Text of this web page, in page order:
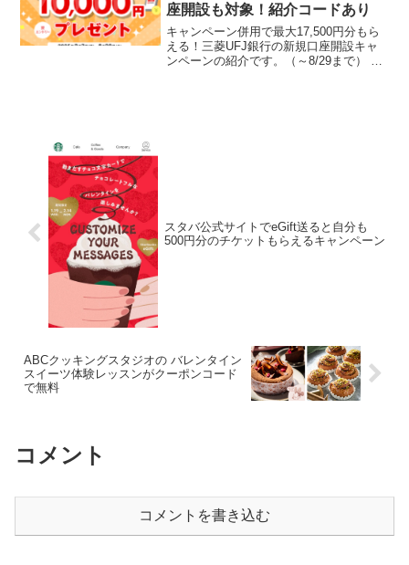
座開設も対象！紹介コードあり
キャンペーン併用で最大17,500円分もら
える！三菱UFJ銀行の新規口座開設キャ
ンペーンの紹介です。（～8/29まで） 達
スタバ公式サイトでeGift送ると自分も
500円分のチケットもらえるキャンペーン
ABCクッキングスタジオの バレンタイン
スイーツ体験レッスンがクーポンコード
で無料
コメント
コメントを書き込む